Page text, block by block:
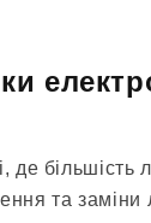
більшість
та заміни